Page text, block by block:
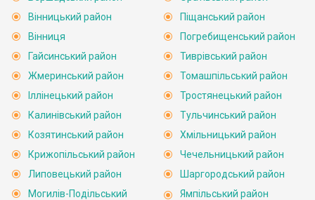
Вінницький район
Вінниця
Гайсинський район
Жмеринський район
Іллінецький район
Калинівський район
Козятинський район
Крижопільський район
Липовецький район
Могилів-Подільський
Піщанський район
Погребищенський район
Тиврівський район
Томашпільський район
Тростянецький район
Тульчинський район
Хмільницький район
Чечельницький район
Шаргородський район
Ямпільський район